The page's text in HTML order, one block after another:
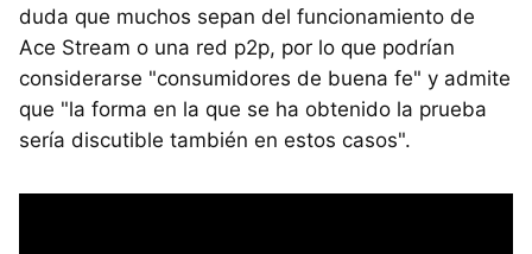
duda que muchos sepan del funcionamiento de
Ace Stream o una red p2p, por lo que podrían
considerarse "consumidores de buena fe" y admite
que "la forma en la que se ha obtenido la prueba
sería discutible también en estos casos".